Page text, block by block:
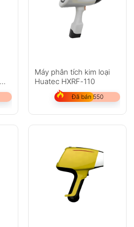
Máy phân tích kim loại
Huatec HXRF-110
Đã bán 550